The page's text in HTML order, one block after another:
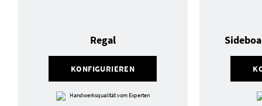
KONFIGURIEREN
Regal
Handwerksqualität vom Experten